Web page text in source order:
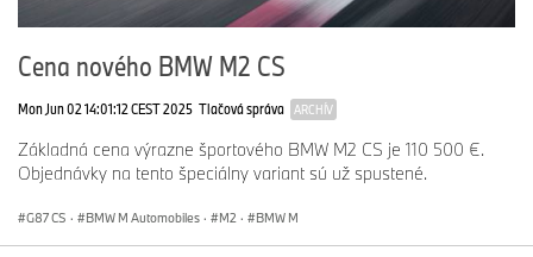
Cena nového BMW M2 CS
Mon Jun 02 14:01:12 CEST 2025 Tlačová správa ARCHÍV
Základná cena výrazne športového BMW M2 CS je 110 500 €.
Objednávky na tento špeciálny variant sú už spustené.
G87 CS · BMW M Automobiles · M2 · BMW M